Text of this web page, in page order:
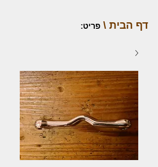
דף הבית \ פריט: